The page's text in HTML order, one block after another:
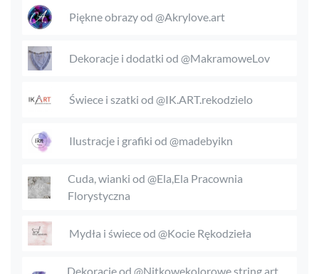
Piękne obrazy od @Akrylove.art
Dekoracje i dodatki od @MakramoweLov
Świece i szatki od @IK.ART.rekodzielo
Ilustracje i grafiki od @madebyikn
Cuda, wianki od @Ela,Ela Pracownia
Florystyczna
Mydła i świece od @Kocie Rękodzieła
Dekoracje od @Nitkowekolorowe string art